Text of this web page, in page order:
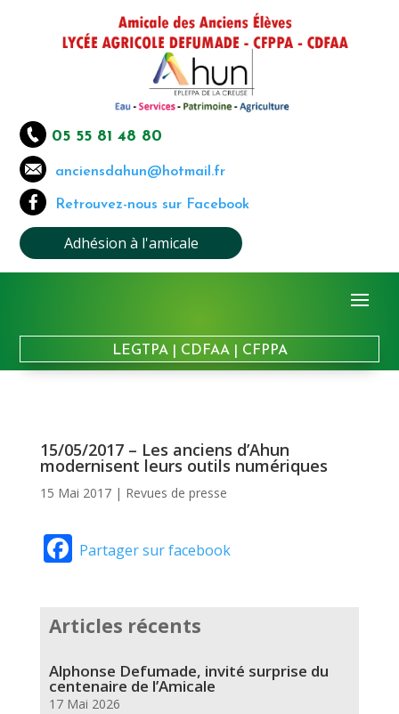
05 55 81 48 80
anciensdahun@hotmail.fr
Retrouvez-nous sur Facebook
Adhésion à l'amicale
LEGTPA| CDFAA| CFPPA
15/05/2017 – Les anciens d’Ahun
modernisent leurs outils numériques
15 Mai 2017| Revues de presse
Facebook
Partager sur facebook
Articles récents
Alphonse Defumade, invité surprise du
centenaire de l’Amicale
17 Mai 2026